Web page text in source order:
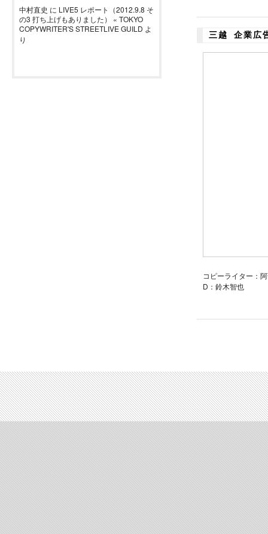
中村直史 に LIVE5 レポート（2012.9.8 そ
の3 打ち上げもありました） « TOKYO
COPYWRITER'S STREETLIVE GUILD よ
り
三越 企業広
コピーライター：
D：鈴木智也